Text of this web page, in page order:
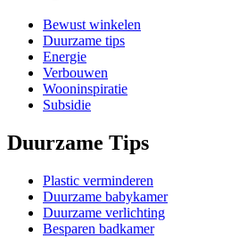
Bewust winkelen
Duurzame tips
Energie
Verbouwen
Wooninspiratie
Subsidie
Duurzame Tips
Plastic verminderen
Duurzame babykamer
Duurzame verlichting
Besparen badkamer